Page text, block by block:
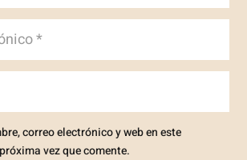
correo electrónico y web en este
vez que comente.